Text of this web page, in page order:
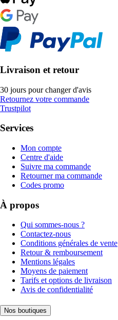
Livraison et retour
30 jours pour changer d'avis
Retournez votre commande
Trustpilot
Services
Mon compte
Centre d'aide
Suivre ma commande
Retourner ma commande
Codes promo
À propos
Qui sommes-nous ?
Contactez-nous
Conditions générales de vente
Retour & remboursement
Mentions légales
Moyens de paiement
Tarifs et options de livraison
Avis de confidentialité
Nos boutiques